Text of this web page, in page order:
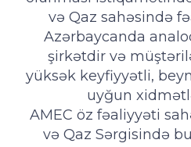
və Qaz sahəsində
Azərbaycanda
şirkətdir və
yüksək keyfiyyətli,
uyğun
AMEC öz fəaliyyəti
və Qaz Sərgisində